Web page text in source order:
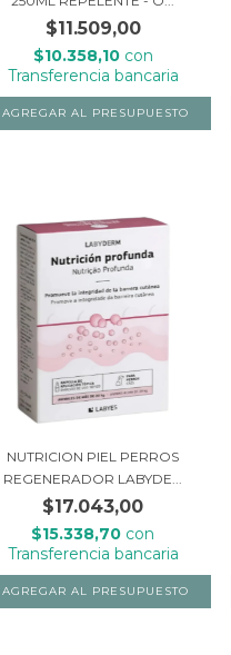
$11.509,00
$10.358,10 con
Transferencia bancaria
NUTRICION PIEL PERROS
REGENERADOR LABYDE...
$17.043,00
$15.338,70 con
Transferencia bancaria